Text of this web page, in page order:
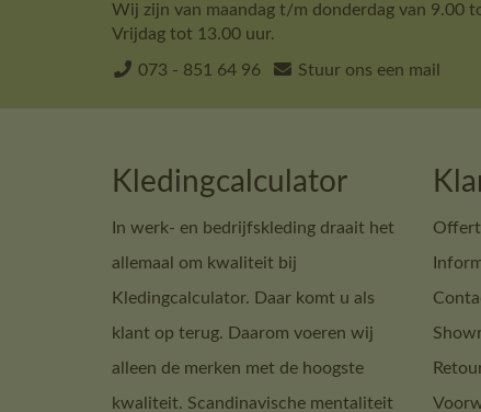
Wij zijn van maandag t/m donderdag van 9.00
Vrijdag tot 13.00 uur.
073 - 851 64 96 Stuur ons een mail
Kledingcalculator
In werk- en bedrijfskleding draait het
allemaal om kwaliteit bij
Kledingcalculator. Daar komt u als
klant op terug. Daarom voeren wij
alleen de merken met de hoogste
kwaliteit. Scandinavische mentaliteit